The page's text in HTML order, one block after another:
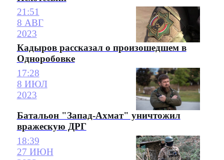
21:51
8 АВГ
2023
Кадыров рассказал о произошедшем в
Одноробовке
17:28
8 ИЮЛ
2023
Батальон "Запад-Ахмат" уничтожил
вражескую ДРГ
18:39
27 ИЮН